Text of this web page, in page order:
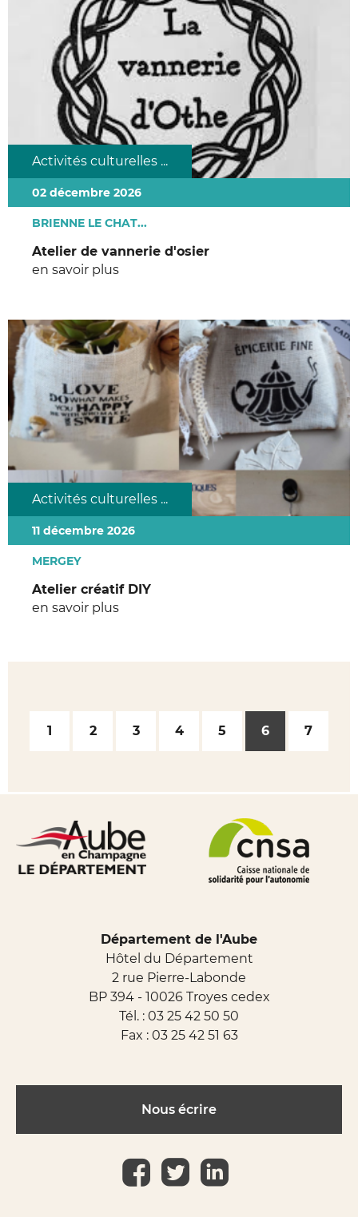
Activités culturelles ...
02 décembre 2026
BRIENNE LE CHAT...
Atelier de vannerie d'osier
en savoir plus
Activités culturelles ...
11 décembre 2026
MERGEY
Atelier créatif DIY
en savoir plus
1 2 3 4 5 6 7
Département de l'Aube
Hôtel du Département
2 rue Pierre-Labonde
BP 394 - 10026 Troyes cedex
Tél. : 03 25 42 50 50
Fax : 03 25 42 51 63
Nous écrire